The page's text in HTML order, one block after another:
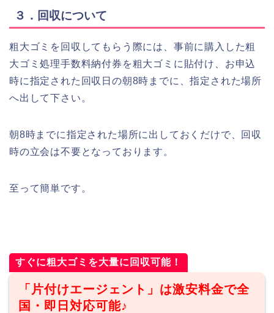
３．回収について
粗大ゴミを回収してもらう際には、事前に購入した粗
大ゴミ処理手数料納付券を粗大ゴミに貼付け、お申込
時に指定された回収日の朝8時までに、指定された場所
へ出して下さい。
朝8時までに指定された場所に出しておくだけで、回収
時の立会は不要となっております。
至って簡単です。
すぐに粗大ゴミを大量に回収可能！
「片付けエージェント」は激安料金で全
国・即日対応可能♪